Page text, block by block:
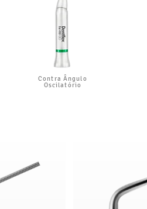
Contra Ângulo
Oscilatório